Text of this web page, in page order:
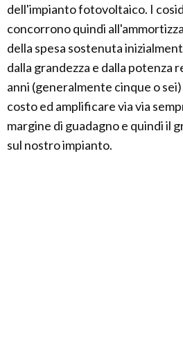
dell'impianto fotovoltaico. I
concorrono quindi
della spesa sostenuta
dalla grandezza e dalla potenza
anni (generalmente cinque o
costo ed amplificare via via
margine di guadagno e quindi il
sul nostro impianto.